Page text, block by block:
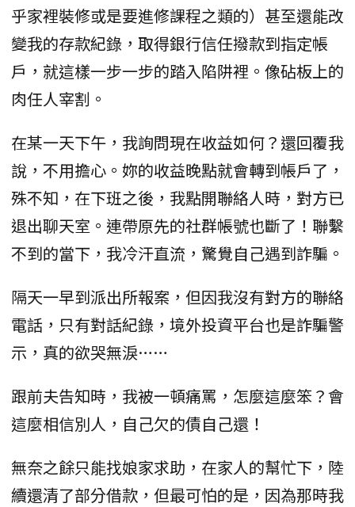
乎家裡裝修或是要進修課程之類的）甚至還能改
變我的存款紀錄，取得銀行信任撥款到指定帳
戶，就這樣一步一步的踏入陷阱裡。像砧板上的
肉任人宰割。
在某一天下午，我詢問現在收益如何？還回覆我
說，不用擔心。妳的收益晚點就會轉到帳戶了，
殊不知，在下班之後，我點開聯絡人時，對方已
退出聊天室。連帶原先的社群帳號也斷了！聯繫
不到的當下，我冷汗直流，驚覺自己遇到詐騙。
隔天一早到派出所報案，但因我沒有對方的聯絡
電話，只有對話紀錄，境外投資平台也是詐騙警
示，真的欲哭無淚……
跟前夫告知時，我被一頓痛罵，怎麼這麼笨？會
這麼相信別人，自己欠的債自己還！
無奈之餘只能找娘家求助，在家人的幫忙下，陸
續還清了部分借款，但最可怕的是，因為那時我